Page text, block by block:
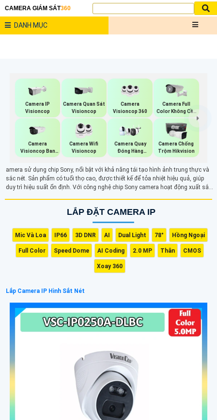
CAMERA GIÁM SÁT360
DANH MỤC
Camera IP
Visioncop
Camera Quan Sát
Visioncop
Camera
Visioncop 360
Camera Full
Color Không Cần
Đèn VisionCop
Camera
Visioncop Ban
Đêm Có Màu
Camera Wifi
Visioncop
Camera Quay
Đóng Hàng
Tiktok Shop
Camera Chống
Trộm Hikvision
amera sử dụng chip Sony, nổi bật với khả năng tái tạo hình ảnh trung thực và
sắc nét. Sản phẩm có tuổi thọ cao, được thiết kế để tỏa nhiệt hiệu quả, giúp
duy trì hiệu suất ổn định. Với công nghệ chip Sony camera hoạt động xuất sắc
LẮP ĐẶT CAMERA IP
Mic Và Loa IP66 3D DNR AI Dual Light 78° Hồng Ngoại
Full Color Speed Dome AI Coding 2.0 MP Thân CMOS
Xoay 360
Lắp Camera IP Hình Sắt Nét